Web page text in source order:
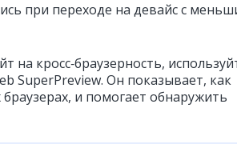
при переходе на девайс с
на кросс‑браузерность,
SuperPreview. Он показывает, как
и помогает обнаружить